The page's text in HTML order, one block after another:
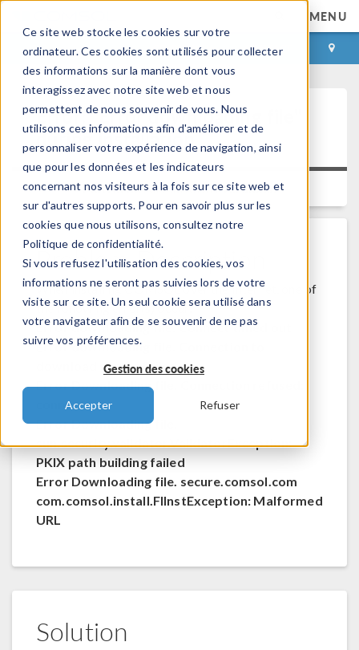
Ce site web stocke les cookies sur votre
ordinateur. Ces cookies sont utilisés pour collecter
des informations sur la manière dont vous
interagissez avec notre site web et nous
permettent de nous souvenir de vous. Nous
utilisons ces informations afin d'améliorer et de
personnaliser votre expérience de navigation, ainsi
que pour les données et les indicateurs
concernant nos visiteurs à la fois sur ce site web et
sur d'autres supports. Pour en savoir plus sur les
cookies que nous utilisons, consultez notre
Politique de confidentialité.
Si vous refusez l'utilisation des cookies, vos
informations ne seront pas suivies lors de votre
visite sur ce site. Un seul cookie sera utilisé dans
votre navigateur afin de se souvenir de ne pas
suivre vos préférences.
Gestion des cookies
Accepter Refuser
MENU
CONNEXION CONTACT
Error: "Error downloading file"
during installation
Platform: All PlatformsVersions:
Problem Description
When installing COMSOL over the Internet, one of
the following error(s) occur:
Error downloading file. Connect timed out
Error downloading file. Connection to
download server failed
Error Downloading file. Connection refused:
connect
Error Downloading file.
sun.security.validator.ValidatorException:
PKIX path building failed
Error Downloading file. secure.comsol.com
com.comsol.install.FlInstException: Malformed
URL
Solution